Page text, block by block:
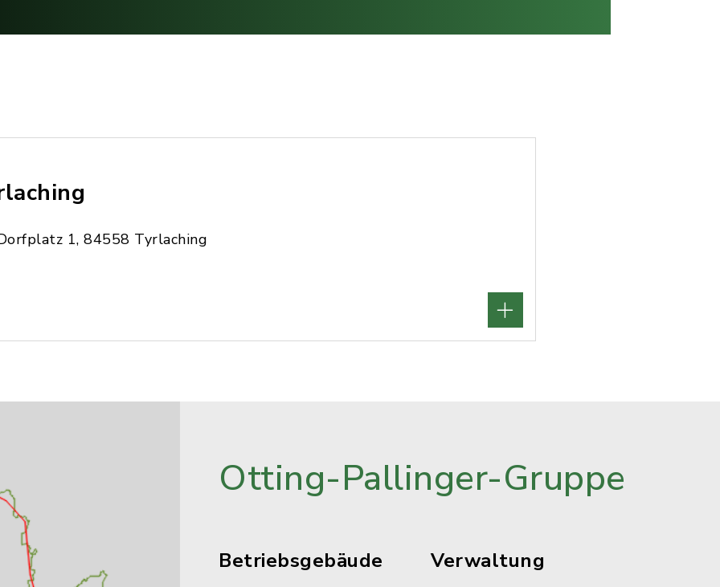
1, 84558 Tyrlaching
Otting-Pallinger-Gruppe
Betriebsgebäude Verwaltung